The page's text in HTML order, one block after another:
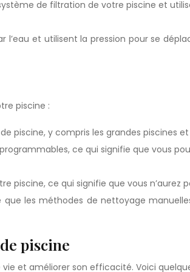
de filtration de votre piscine et
et utilisent la pression pour se
piscine :
y compris les grandes piscines et
ce qui signifie que vous
piscine, ce qui signifie que vous
les méthodes de nettoyage
piscine
et améliorer son efficacité. Voici